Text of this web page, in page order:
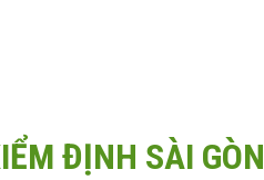
ĐỊNH SÀI GÒN